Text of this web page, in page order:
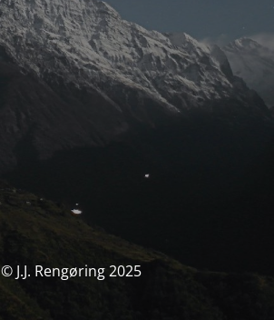
© J.J. Rengøring 2025